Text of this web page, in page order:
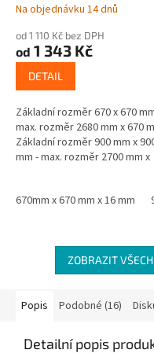
Průměrné
produktu
je
hvězdiček.
Na objednávku 14 dnů
od 1 110 Kč bez DPH
od 1 343 Kč
DETAIL
Základní rozměr 670 x 670
max. rozměr 2680 mm x 670
Základní rozměr 900 mm x
mm - max. rozměr 2700 mm x
670mm x 670 mm x 16 mm
ZOBRAZIT
Popis Podobné (16)
Detailní popis